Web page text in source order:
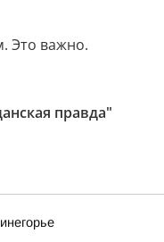
Это важно.
правда"